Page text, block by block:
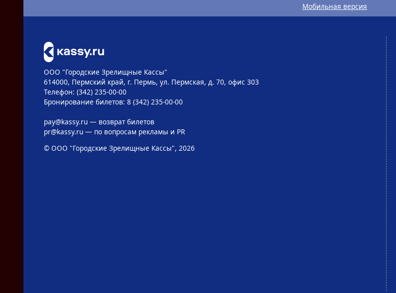
Мобильная версия
ООО "Городские Зрелищные Кассы"
614000, Пермский край, г. Пермь, ул. Пермская, д. 70, офис 303
Телефон: (342) 235-00-00
Бронирование билетов: 8 (342) 235-00-00
pay@kassy.ru— возврат билетов
pr@kassy.ru— по вопросам рекламы и PR
© ООО "Городские Зрелищные Кассы", 2026